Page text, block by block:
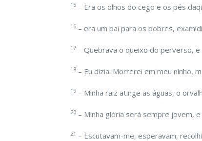
15 – Era os olhos do cego e os pés
16 – era um pai para os pobres,
17 – Quebrava o queixo do perverso,
18 – Eu dizia: Morrerei em meu ninho,
19 – Minha raiz atinge as águas, o
20 – Minha glória será sempre jovem,
21 – Escutavam-me, esperavam,